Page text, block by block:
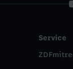
Service